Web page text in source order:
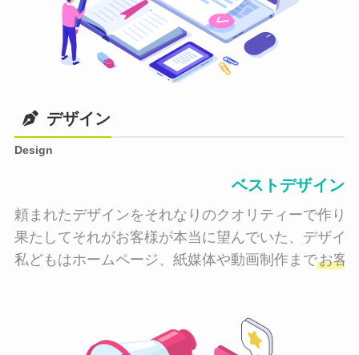
デザイン
Design
ベストデザイン
頼まれたデザインをそれなりのクオリティーで作り
果たしてそれがお客様が本当に望んでいた、デザイ
私どもはホームページ、紙媒体や動画制作までお客